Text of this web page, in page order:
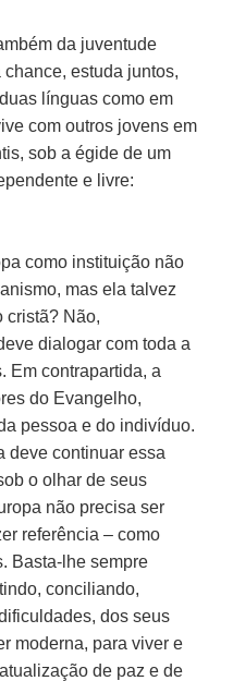
da juventude
estuda juntos,
línguas como em
com outros jovens em
sob a égide de um
e livre:
como instituição não
mas ela talvez
cristã? Não,
dialogar com toda a
Em contrapartida, a
do Evangelho,
pessoa e do indivíduo.
deve continuar essa
o olhar de seus
não precisa ser
referência – como
Basta-lhe sempre
conciliando,
dos seus
moderna, para viver e
de paz e de